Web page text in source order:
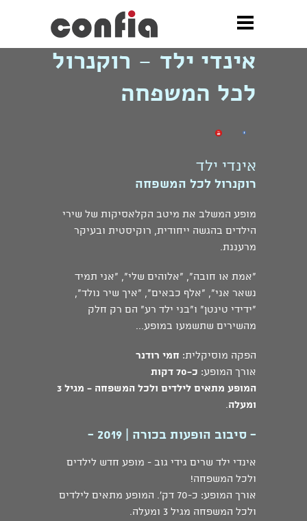
» אינדי ילד - רוקנרול לכל המשפחה
אינדי ילד - רוקנרול
לכל המשפחה
אינדי ילד
רוקנרול לכל המשפחה
מופע המשלב את מיטב הקלאסיקות של שירי
הילדים בהגשה ייחודית, רוקיסטית ובעיקר
מרעננת.
"אמת או חובה", "אלוהים שלי", "אני תמיד
נשאר אני", "אלף כבאים", "איך שיר נולד",
"ידידי טינטן" ו"בני ילד רע" הם רק חלק
מהשירים שתשמעו במופע...
הפקה מוסיקלית: חמי רודנר
אורך המופע: כ-70 דקות
המופע מתאים לילדים ולכל המשפחה - מגיל 3
ומעלה.
- סיבוב הופעות בכורה | 2019 -
אינדי ילד שרים גידי גוב - מופע חדש לילדים
ולכל המשפחה!
אורך המופע: כ-70 דק'. המופע מתאים לילדים
ולכל המשפחה מגיל 3 ומעלה.